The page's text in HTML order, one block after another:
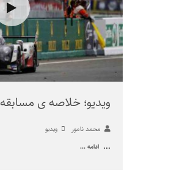
ویدیو؛ خلاصه ی مسابقه 24 ساعته لمانز
محمد نامور ویدیو
... ادامه ...